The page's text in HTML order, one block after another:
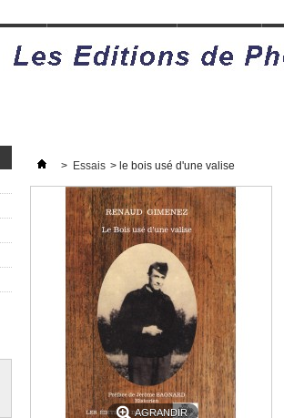
> Essais > le bois usé d'une valise
AGRANDIR